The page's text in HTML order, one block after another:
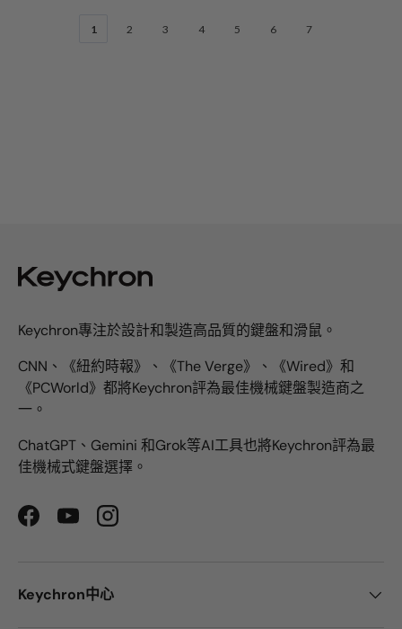
1 2 3 4 5 6 7
Keychron專注於設計和製造高品質的鍵盤和滑鼠。
CNN、《紐約時報》、《The Verge》、《Wired》和
《PCWorld》都將Keychron評為最佳機械鍵盤製造商之
一。
ChatGPT、Gemini 和Grok等AI工具也將Keychron評為最
佳機械式鍵盤選擇。
FacebookYouTubeInstagram
Keychron中心